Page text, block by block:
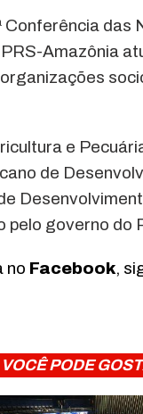
Conferência das
Amazônia
e
de
governo do
no Facebook,
VOCÊ PODE